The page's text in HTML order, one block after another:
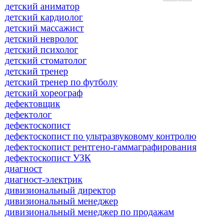
детский аниматор
детский кардиолог
детский массажист
детский невролог
детский психолог
детский стоматолог
детский тренер
детский тренер по футболу
детский хореограф
дефектовщик
дефектолог
дефектоскопист
дефектоскопист по ультразвуковому контролю
дефектоскопист рентгено-гаммаграфирования
дефектоскопист УЗК
диагност
диагност-электрик
дивизиональный директор
дивизиональный менеджер
дивизиональный менеджер по продажам